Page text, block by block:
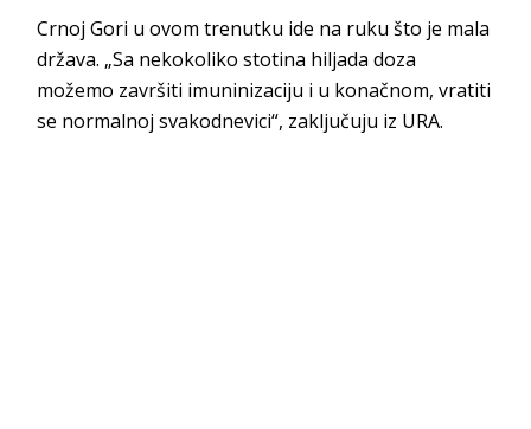
Crnoj Gori u ovom trenutku ide na ruku što je mala
država. „Sa nekokoliko stotina hiljada doza
možemo završiti imuninizaciju i u konačnom, vratiti
se normalnoj svakodnevici“, zaključuju iz URA.